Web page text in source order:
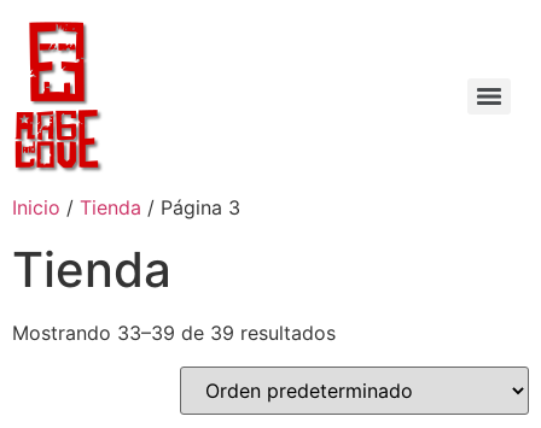
Inicio / Tienda / Página 3
Tienda
Mostrando 33–39 de 39 resultados